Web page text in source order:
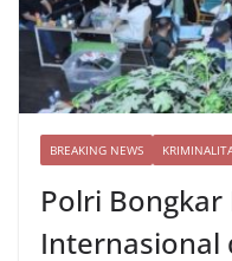
BREAKING NEWS
Polri Bongkar
Internasional